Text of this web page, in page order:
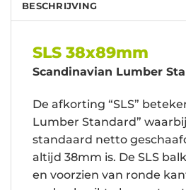
BESCHRIJVING
SLS 38x89mm
Scandinavian Lumber
De afkorting “SLS”
Lumber Standard”
standaard netto
altijd 38mm is. De SLS
en voorzien van ronde